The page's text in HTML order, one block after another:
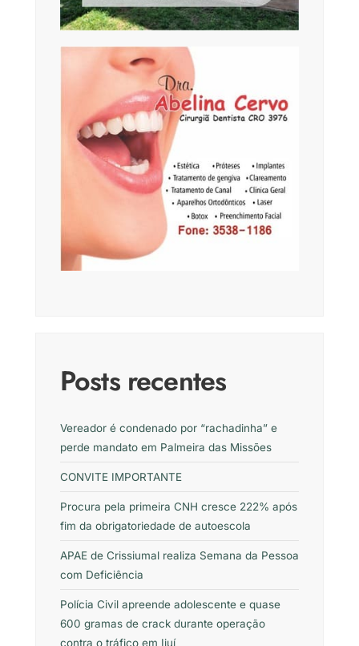
Posts recentes
Vereador é condenado por “rachadinha” e
perde mandato em Palmeira das Missões
CONVITE IMPORTANTE
Procura pela primeira CNH cresce 222% após
fim da obrigatoriedade de autoescola
APAE de Crissiumal realiza Semana da Pessoa
com Deficiência
Polícia Civil apreende adolescente e quase
600 gramas de crack durante operação
contra o tráfico em Ijuí